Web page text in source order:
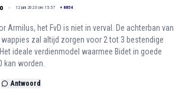
12 juni 2023 om 15:57 + 8854
Armilus, het FvD is niet in verval. De achterban van
zal altijd zorgen voor 2 tot 3 bestendige
ideale verdienmodel waarmee Bidet in goede
kan worden.
Antwoord